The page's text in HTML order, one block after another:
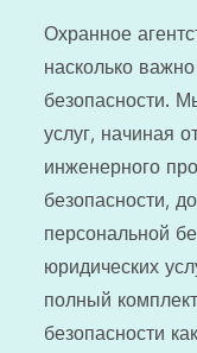
Охранное
насколько
безопасности.
услуг, начиная
инженерного
безопасности,
персональной
юридических
полный
безопасности